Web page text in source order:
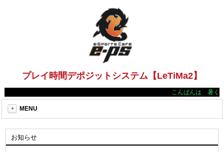
プレイ時間デポジットシステム【LeTiMa2】
こんばんは 暑く
MENU
お知らせ